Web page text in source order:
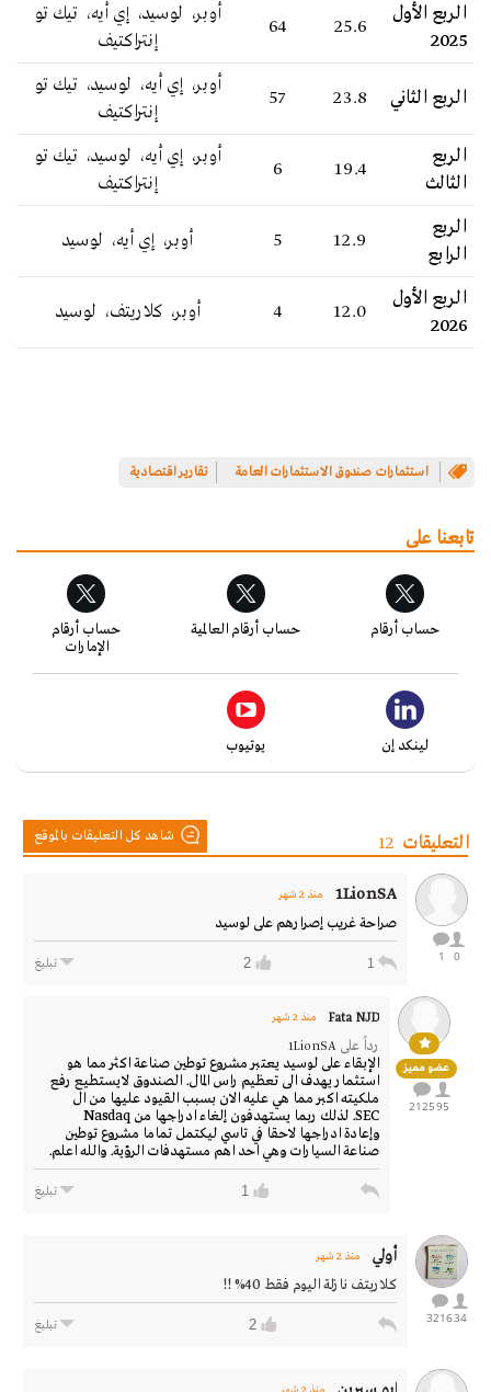
الربع الأول
2025
25.6
64
أوبر، لوسيد، إي أيه، تيك تو
إنتراكتيف
الربع الثاني 23.8
57
أوبر، إي أيه، لوسيد، تيك تو
إنتراكتيف
الربع
الثالث
19.4
6
أوبر، إي أيه، لوسيد، تيك تو
إنتراكتيف
الربع
الرابع
12.9
5 أوبر، إي أيه، لوسيد
الربع الأول
2026
12.0
4 أوبر، كلاريتف، لوسيد
استثمارات صندوق الاستثمارات العامة تقارير اقتصادية
تابعنا على
حساب أرقام
الإمارات
حساب أرقام العالمية حساب أرقام
يوتيوب لينكد إن
شاهد كل التعليقات بالموقع التعليقات 12
0
1
1LionSA منذ 2 شهر
صراحة غريب إصرارهم على لوسيد
1
2 تبليغ
عضو مميز
95
2125
Fata NJD منذ 2 شهر
رداً على 1LionSA
الإبقاء على لوسيد يعتبر مشروع توطين صناعة اكثر مما هو
استثمار يهدف الى تعظيم راس المال. الصندوق لايستطيع رفع
ملكيته اكبر مما هي عليه الان بسبب القيود عليها من ال
SEC. لذلك ربما يستهدفون إلغاء ادراجها من Nasdaq
وإعادة ادراجها لاحقا في تاسي ليكتمل تماما مشروع توطين
صناعة السيارات وهي احد اهم مستهدفات الرؤية. والله اعلم.
1 تبليغ
34
3216
أولي منذ 2 شهر
كلاريتف نازلة اليوم فقط 40% !!
2 تبليغ